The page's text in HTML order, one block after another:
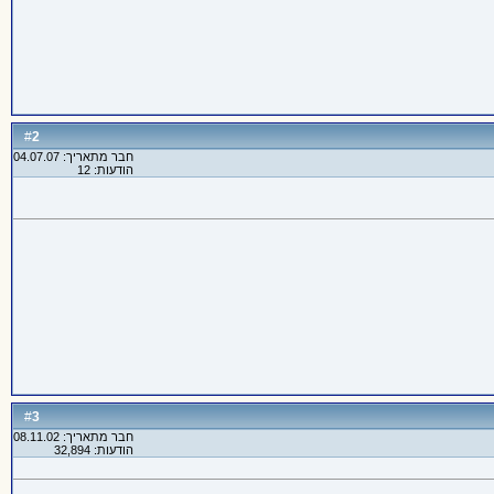
#
2
חבר מתאריך: 04.07.07
הודעות: 12
#
3
חבר מתאריך: 08.11.02
הודעות: 32,894